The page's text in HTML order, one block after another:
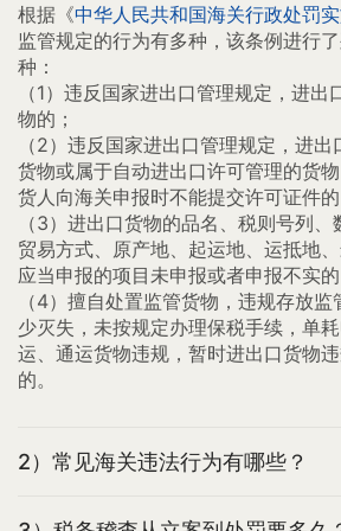
根据《中华人民共和国海关行政处罚
监管规定的行为有多种，该条例进行
种：
（1）违反国家进出口管理规定，进
物的；
（2）违反国家进出口管理规定，进
货物或属于自动进出口许可管理的货
货人向海关申报时不能提交许可证件的
（3）进出口货物的品名、税则号列、
贸易方式、原产地、起运地、运抵地
应当申报的项目未申报或者申报不实的
（4）擅自处置监管货物，违规存放
少灭失，未按规定办理保税手续，单
运、通运货物违规，暂时进出口货物
的。
2）常见海关违法行为有哪些？